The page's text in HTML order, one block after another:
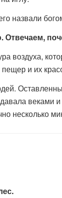
назвали
Отвечаем,
воздуха,
и их
веками
несколько